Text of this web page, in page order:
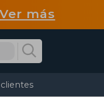
Ver más